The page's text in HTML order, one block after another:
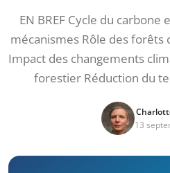
EN BREF Cycle du
mécanismes Rôle des
Impact des changements
forestier Réduction du
13